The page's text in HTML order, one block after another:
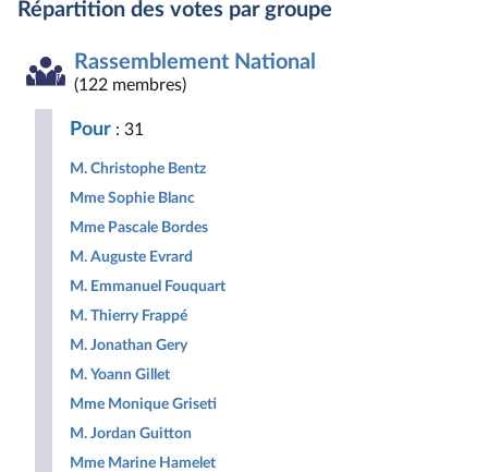
Nationalpour
République
France
-
Nouveau
Front
et
Républicaine
et
Démocrates
du
Démocrate
Républicaine
du
des
du
non
Répartition des votes par groupe
Rassemblement National
(122 membres)
Pour : 31
M. Christophe Bentz
Mme Sophie Blanc
Mme Pascale Bordes
M. Auguste Evrard
M. Emmanuel Fouquart
M. Thierry Frappé
M. Jonathan Gery
M. Yoann Gillet
Mme Monique Griseti
M. Jordan Guitton
Mme Marine Hamelet